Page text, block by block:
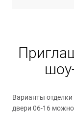
Варианты
двери 06-16